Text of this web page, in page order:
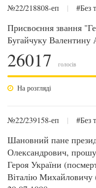
№22/218808-еп | #Без
Присвоєння звання
Бугайчуку Валентину
26017 голосів
На розгляді
№22/239158-еп | #Без
Шановний пане
Олександрович,
Героя України
Віталію Михайловичу